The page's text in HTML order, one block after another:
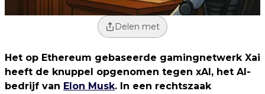
Delen met
Het op Ethereum gebaseerde gamingnetwerk Xai
heeft de knuppel opgenomen tegen xAI, het AI-
bedrijf van Elon Musk. In een rechtszaak